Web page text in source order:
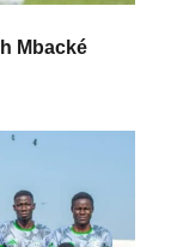
Mbacké